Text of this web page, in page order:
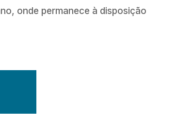
onde permanece à disposição